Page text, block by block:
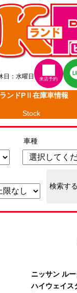
日：水曜日 来店予約
ンドPⅡ在庫車情報
Stock
車種
検索する
ニッサン ル
ハイウェイス